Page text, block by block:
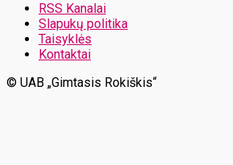
RSS Kanalai
Slapukų politika
Taisyklės
Kontaktai
© UAB „Gimtasis Rokiškis“